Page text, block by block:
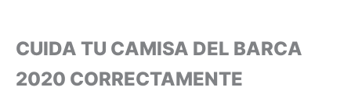
CUIDA TU CAMISA DEL BARCA
2020 CORRECTAMENTE